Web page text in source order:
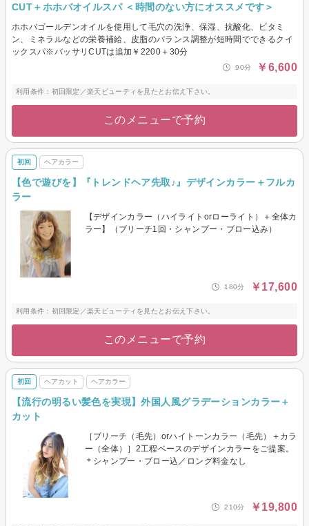
CUT＋ホホバオイルスパ ＜時間のない方にオススメです＞
ホホバゴールデンオイルを使用して毛穴の洗浄、保湿、抗酸化、ビタミ
ン、ミネラルなどの栄養補給、皮脂のバランス調整が短時間でできるクイ
ックスパ※バッサリCUTは追加￥2200＋30分
90分 ￥6,600
利用条件：初回限定／楽天ビューティを見たとお伝え下さい。
このメニューで予約
初回 ヘアカラー
【色で遊びを】『トレンドヘア先取♪』デザインカラー＋フルカ
ラー
【デザインカラー（ハイライトorローライト）＋全体カ
ラー】（ブリーチ1回・シャンプー・ブロー込み）
180分 ￥17,600
利用条件：初回限定／楽天ビューティを見たとお伝え下さい。
このメニューで予約
初回 ヘアカット ヘアカラー
【流行の明るい髪色を実現】外国人風グラデーションカラー＋
カット
［ブリーチ（毛先）orハイトーンカラー（毛先）＋カラ
ー（全体）］2工程ベースのデザインカラーをご提案。
＊シャンプー・ブロー込／ロング料金なし
210分 ￥19,800